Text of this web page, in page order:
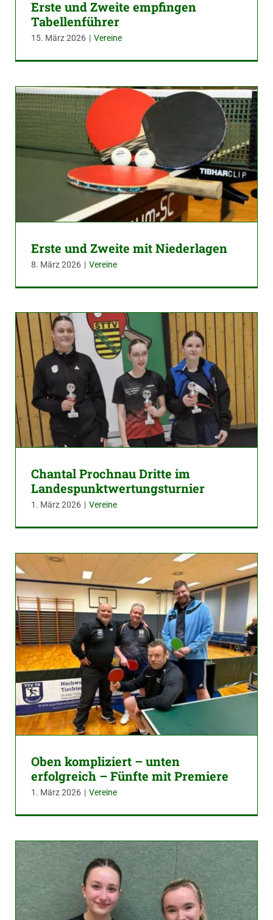
Erste und Zweite empfingen
Tabellenführer
15. März 2026 | Vereine
Erste und Zweite mit Niederlagen
8. März 2026 | Vereine
Chantal Prochnau Dritte im
Landespunktwertungsturnier
1. März 2026 | Vereine
Oben kompliziert – unten
erfolgreich – Fünfte mit Premiere
1. März 2026 | Vereine